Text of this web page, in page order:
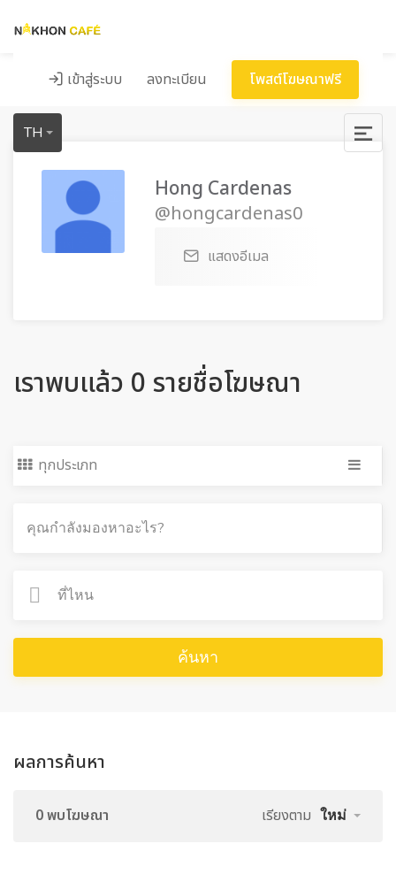
เข้าสู่ระบบ ลงทะเบียน โพสต์โฆษณาฟรี
TH
Hong Cardenas
@hongcardenas0
แสดงอีเมล
เราพบแล้ว 0 รายชื่อโฆษณา
ทุกประเภท
ค้นหา
ผลการค้นหา
0 พบโฆษณา เรียงตาม ใหม่